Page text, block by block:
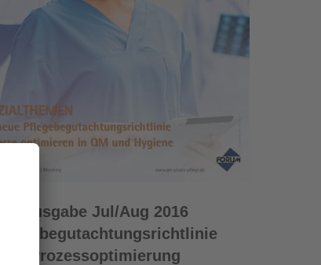
Ausgabe Jul/Aug 2016
Pflegebegutachtungsrichtlinie
Prozessoptimierung